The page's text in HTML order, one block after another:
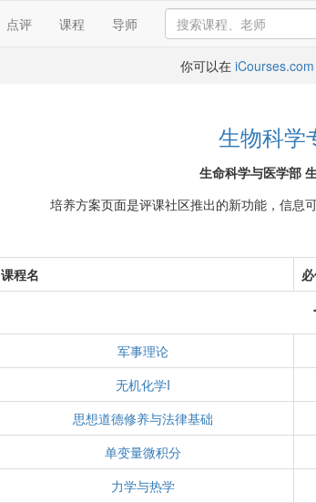
点评 课程 导师
你可以在 iCourses.com
生物科学
生命科学与医学部
培养方案页面是评课社区推出的新功能，信息
课程名
军事理论
无机化学I
思想道德修养与法律基础
单变量微积分
力学与热学